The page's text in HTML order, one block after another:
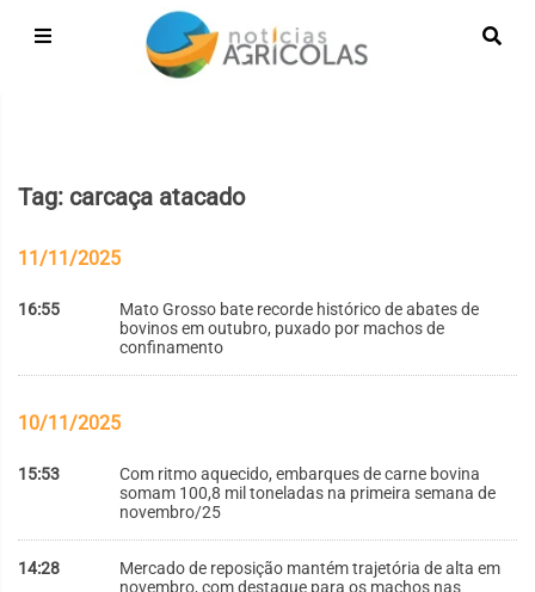
Tag: carcaça atacado
11/11/2025
16:55
Mato Grosso bate recorde histórico de abates de
bovinos em outubro, puxado por machos de
confinamento
10/11/2025
15:53
Com ritmo aquecido, embarques de carne bovina
somam 100,8 mil toneladas na primeira semana de
novembro/25
14:28
Mercado de reposição mantém trajetória de alta em
novembro, com destaque para os machos nas